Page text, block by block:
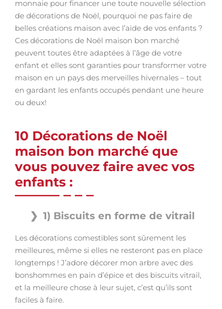
monnaie pour financer une toute nouvelle sélection
de décorations de Noël, pourquoi ne pas faire de
belles créations maison avec l’aide de vos enfants ?
Ces décorations de Noël maison bon marché
peuvent toutes être adaptées à l’âge de votre
enfant et elles sont garanties pour transformer votre
maison en un pays des merveilles hivernales – tout
en gardant les enfants occupés pendant une heure
ou deux!
10 Décorations de Noël
maison bon marché que
vous pouvez faire avec vos
enfants :
1) Biscuits en forme de vitrail
Les décorations comestibles sont sûrement les
meilleures, même si elles ne resteront pas en place
longtemps ! J’adore décorer mon arbre avec des
bonshommes en pain d’épice et des biscuits vitrail,
et la meilleure chose à leur sujet, c’est qu’ils sont
faciles à faire.